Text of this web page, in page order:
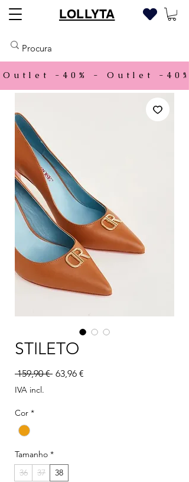
LOLLYTA
Outlet -40% -
STILETO
159,90 € Preço normal
63,96 €
IVA incl.
Cor *
Tamanho *
36
37 38